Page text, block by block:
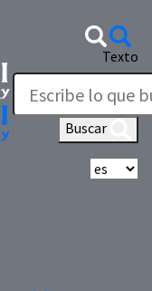
Texto
Buscar